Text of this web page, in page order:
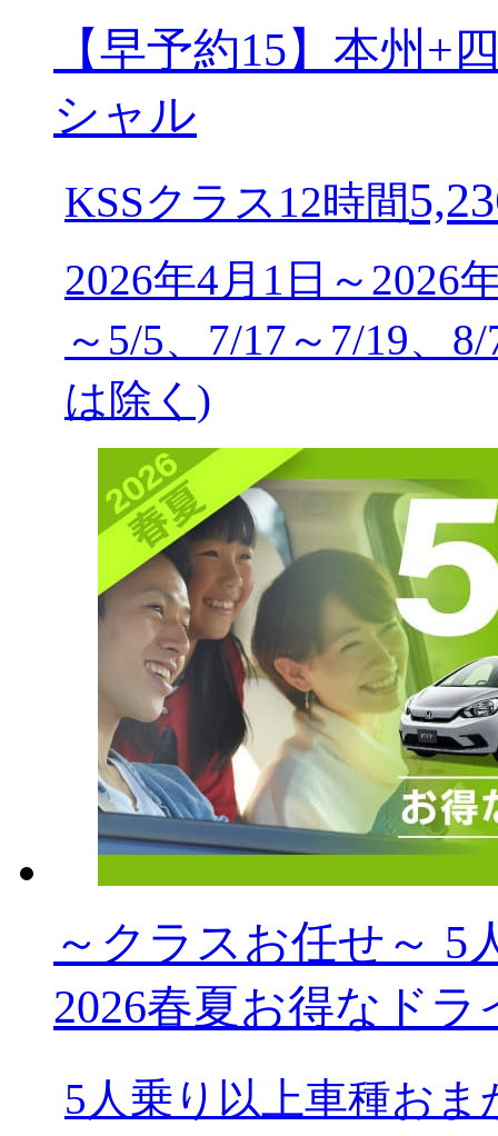
【早予約15】本州+
シャル
KSSクラス12時間
2026年4月1日～2026
～5/5、7/17～7/19、
は除く)
～クラスお任せ～ 5
2026春夏お得なド
5人乗り以上車種お